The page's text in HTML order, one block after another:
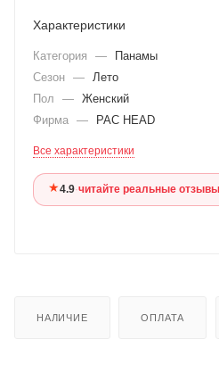
Характеристики
Категория —
Панамы
Сезон —
Лето
Пол
— Женский
Фирма — PAC HEAD
Все характеристики
★4.9·читайте реальные
НАЛИЧИЕ ОПЛАТА